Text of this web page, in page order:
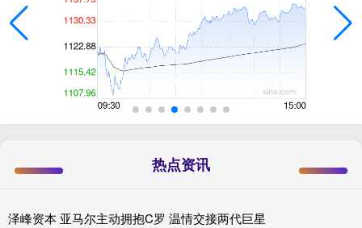
热点资讯
泽峰资本 亚马尔主动拥抱C罗 温情交接两代巨星